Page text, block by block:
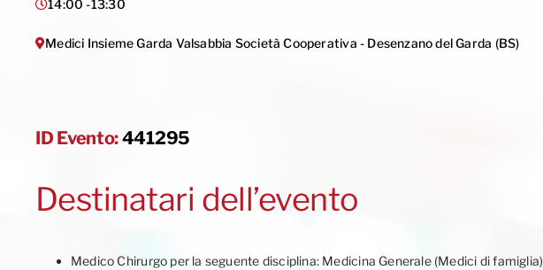
14:00 -13:30
Medici Insieme Garda Valsabbia Società Cooperativa - Desenzano del Garda (BS)
ID Evento:441295
Destinatari dell’evento
Medico Chirurgo per la seguente disciplina: Medicina Generale (Medici di famiglia)